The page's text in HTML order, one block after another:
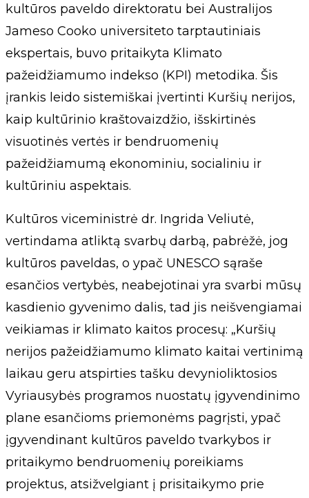
kultūros paveldo direktoratu bei Australijos
Jameso Cooko universiteto tarptautiniais
ekspertais, buvo pritaikyta Klimato
pažeidžiamumo indekso (KPI) metodika. Šis
įrankis leido sistemiškai įvertinti Kuršių nerijos,
kaip kultūrinio kraštovaizdžio, išskirtinės
visuotinės vertės ir bendruomenių
pažeidžiamumą ekonominiu, socialiniu ir
kultūriniu aspektais.
Kultūros viceministrė dr. Ingrida Veliutė,
vertindama atliktą svarbų darbą, pabrėžė, jog
kultūros paveldas, o ypač UNESCO sąraše
esančios vertybės, neabejotinai yra svarbi mūsų
kasdienio gyvenimo dalis, tad jis neišvengiamai
veikiamas ir klimato kaitos procesų: „Kuršių
nerijos pažeidžiamumo klimato kaitai vertinimą
laikau geru atspirties tašku devynioliktosios
Vyriausybės programos nuostatų įgyvendinimo
plane esančioms priemonėms pagrįsti, ypač
įgyvendinant kultūros paveldo tvarkybos ir
pritaikymo bendruomenių poreikiams
projektus, atsižvelgiant į prisitaikymo prie